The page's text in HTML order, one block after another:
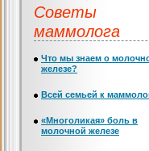
Советы
маммолога
Что мы знаем о
железе?
Всей семьей к
«Многоликая» боль в
молочной железе